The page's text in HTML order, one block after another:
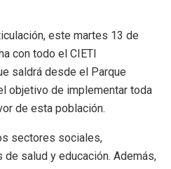
este martes 13 de
con todo el CIETI
saldrá desde el Parque
objetivo de implementar toda
de esta población.
sectores sociales,
salud y educación. Además,